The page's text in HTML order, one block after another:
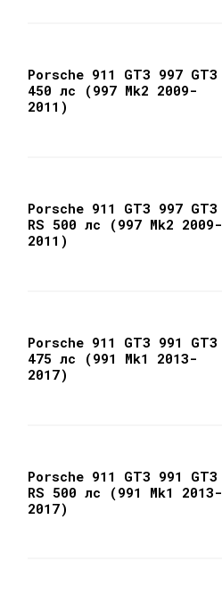
Porsche 911 GT3 997 GT3
450 лс (997 Mk2 2009-
2011)
Porsche 911 GT3 997 GT3
RS 500 лс (997 Mk2 2009-
2011)
Porsche 911 GT3 991 GT3
475 лс (991 Mk1 2013-
2017)
Porsche 911 GT3 991 GT3
RS 500 лс (991 Mk1 2013-
2017)